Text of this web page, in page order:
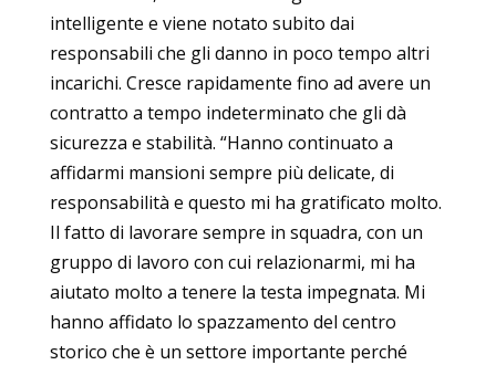
intelligente e viene notato subito dai
responsabili che gli danno in poco tempo altri
incarichi. Cresce rapidamente fino ad avere un
contratto a tempo indeterminato che gli dà
sicurezza e stabilità. “Hanno continuato a
affidarmi mansioni sempre più delicate, di
responsabilità e questo mi ha gratificato molto.
Il fatto di lavorare sempre in squadra, con un
gruppo di lavoro con cui relazionarmi, mi ha
aiutato molto a tenere la testa impegnata. Mi
hanno affidato lo spazzamento del centro
storico che è un settore importante perché